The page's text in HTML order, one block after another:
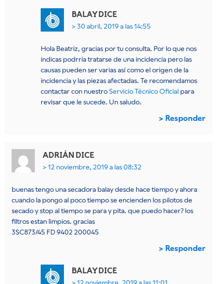
BALAY DICE
30 abril, 2019 a las 14:55
Hola Beatriz, gracias por tu consulta. Por lo que nos
indicas podrría tratarse de una incidencia pero las
causas pueden ser varias así como el origen de la
incidencia y las piezas afectadas. Te recomendamos
contactar con nuestroServicio Técnico Oficialpara
revisar que le sucede. Un saludo.
Responder
ADRIÁN DICE
12 noviembre, 2019 a las 08:32
buenas tengo una secadora balay desde hace tiempo y ahora
cuando la pongo al poco tiempo se encienden los pilotos de
secado y stop al tiempo se para y pita. que puedo hacer? los
filtros estan limpios. gracias
3SC873/45 FD 9402 200045
Responder
BALAY DICE